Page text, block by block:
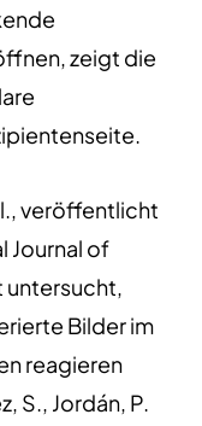
zeigt die
veröffentlicht
Journal of
untersucht,
Bilder im
reagieren
S., Jordán, P.